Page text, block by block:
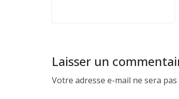
Laisser un
Votre adresse e-mail ne sera